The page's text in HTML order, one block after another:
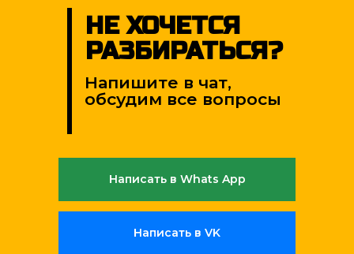
Напишите в чат,
обсудим все вопросы
НЕ ХОЧЕТСЯ
РАЗБИРАТЬСЯ?
Написать в Whats App
Написать в VK